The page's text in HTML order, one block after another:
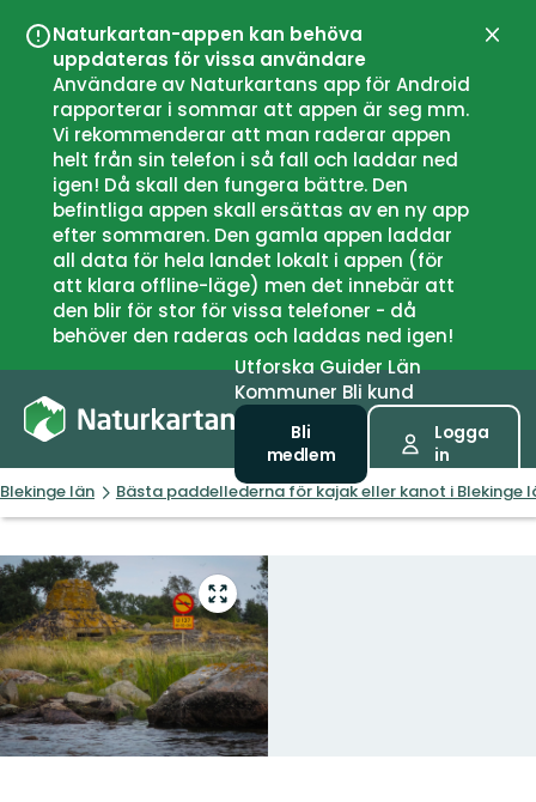
Naturkartan-appen kan behöva
uppdateras för vissa användare
Användare av Naturkartans app för Android
rapporterar i sommar att appen är seg mm.
Vi rekommenderar att man raderar appen
helt från sin telefon i så fall och laddar ned
igen! Då skall den fungera bättre. Den
befintliga appen skall ersättas av en ny app
efter sommaren. Den gamla appen laddar
all data för hela landet lokalt i appen (för
att klara offline-läge) men det innebär att
den blir för stor för vissa telefoner - då
behöver den raderas och laddas ned igen!
UtforskaGuiderLän
Kommuner Bli kund
Bli
medlem
Logga
in
Blekinge län Bästa paddellederna för kajak eller kanot i Blekinge
Gå
till
helskärmsläge